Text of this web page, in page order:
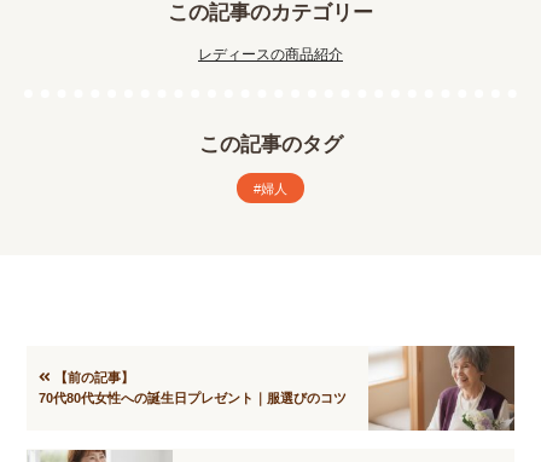
この記事のカテゴリー
レディースの商品紹介
この記事のタグ
婦人
【前の記事】
70代80代女性への誕生日プレゼント｜服選びのコツ